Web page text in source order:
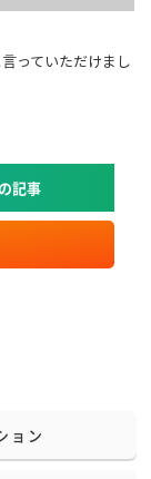
っていただけまし
記事
ョン